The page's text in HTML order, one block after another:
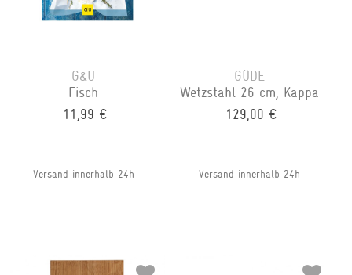
G&U
Fisch
11,99 €
Versand innerhalb 24h
GÜDE
Wetzstahl 26 cm, Kappa
129,00 €
Versand innerhalb 24h